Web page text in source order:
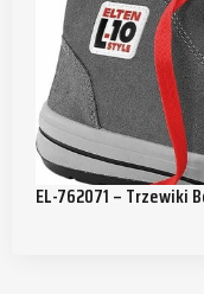
EL-762071 – Trzewiki